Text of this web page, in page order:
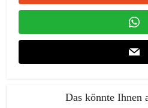
Das könnte Ihnen